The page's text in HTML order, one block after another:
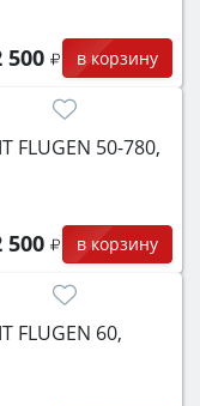
500 в корзину
FLUGEN 50-780,
500 в корзину
FLUGEN 60,